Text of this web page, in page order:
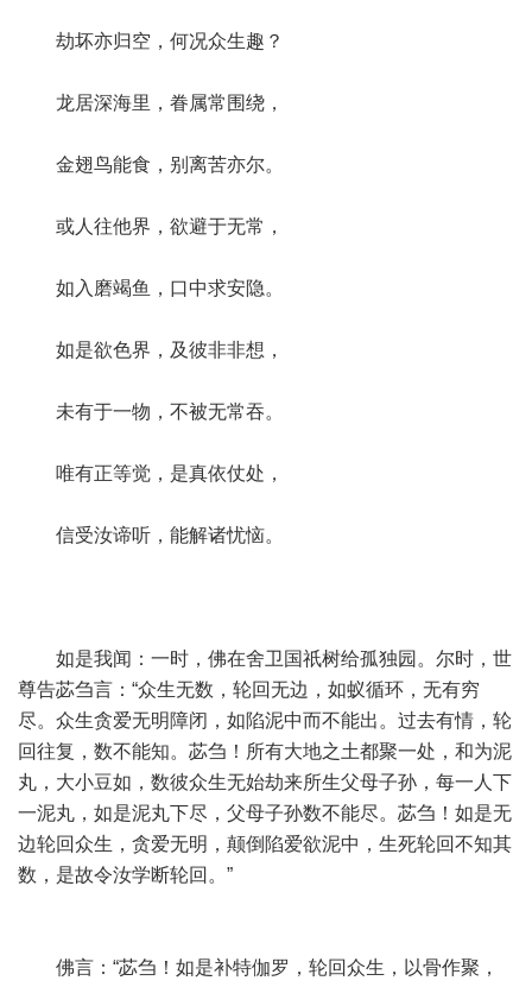
劫坏亦归空，何况众生趣？
龙居深海里，眷属常围绕，
金翅鸟能食，别离苦亦尔。
或人往他界，欲避于无常，
如入磨竭鱼，口中求安隐。
如是欲色界，及彼非非想，
未有于一物，不被无常吞。
唯有正等觉，是真依仗处，
信受汝谛听，能解诸忧恼。
如是我闻：一时，佛在舍卫国祇树给孤独园。尔时，世
尊告苾刍言：“众生无数，轮回无边，如蚁循环，无有穷
尽。众生贪爱无明障闭，如陷泥中而不能出。过去有情，轮
回往复，数不能知。苾刍！所有大地之土都聚一处，和为泥
丸，大小豆如，数彼众生无始劫来所生父母子孙，每一人下
一泥丸，如是泥丸下尽，父母子孙数不能尽。苾刍！如是无
边轮回众生，贪爱无明，颠倒陷爱欲泥中，生死轮回不知其
数，是故令汝学断轮回。”
佛言：“苾刍！如是补特伽罗，轮回众生，以骨作聚，